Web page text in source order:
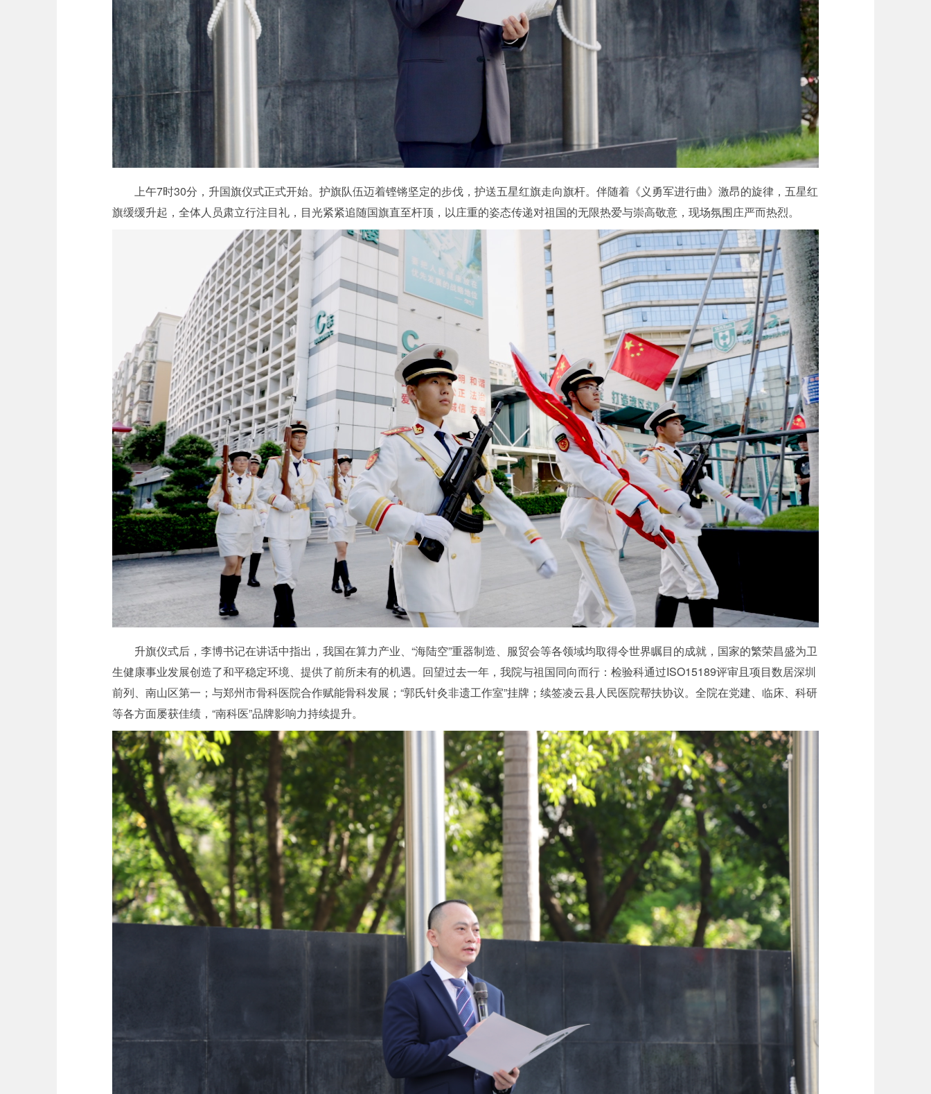
上午7时30分，升国旗仪式正式开始。护旗队伍迈着铿锵坚定的步伐，护送五星红旗走向旗杆。伴随着《义勇军进行曲》激昂的旋律，五星红
旗缓缓升起，全体人员肃立行注目礼，目光紧紧追随国旗直至杆顶，以庄重的姿态传递对祖国的无限热爱与崇高敬意，现场氛围庄严而热烈。
升旗仪式后，李博书记在讲话中指出，我国在算力产业、“海陆空”重器制造、服贸会等各领域均取得令世界瞩目的成就，国家的繁荣昌盛为卫
生健康事业发展创造了和平稳定环境、提供了前所未有的机遇。回望过去一年，我院与祖国同向而行：检验科通过ISO15189评审且项目数居深圳
前列、南山区第一；与郑州市骨科医院合作赋能骨科发展；“郭氏针灸非遗工作室”挂牌；续签凌云县人民医院帮扶协议。全院在党建、临床、科研
等各方面屡获佳绩，“南科医”品牌影响力持续提升。